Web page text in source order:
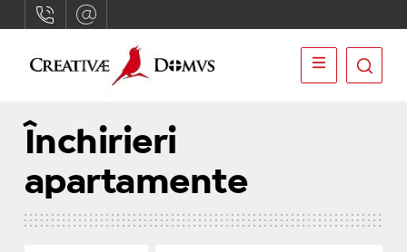
Închirieri
apartamente